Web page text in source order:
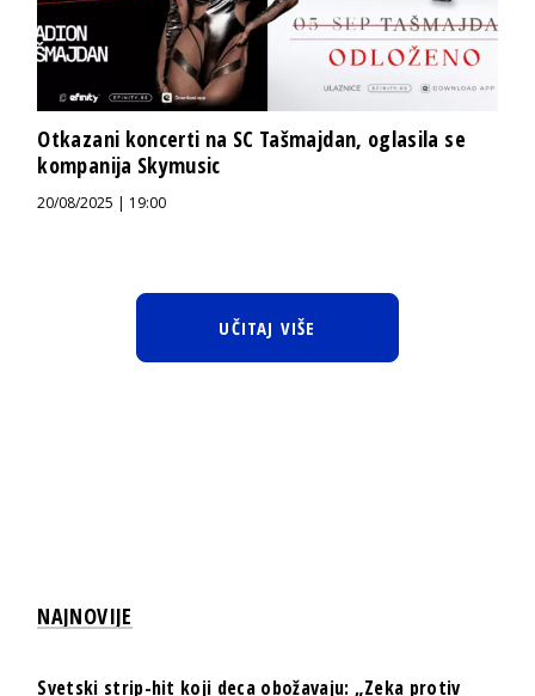
Otkazani koncerti na SC Tašmajdan, oglasila se
kompanija Skymusic
20/08/2025 | 19:00
UČITAJ VIŠE
NAJNOVIJE
Svetski strip-hit koji deca obožavaju: „Zeka protiv